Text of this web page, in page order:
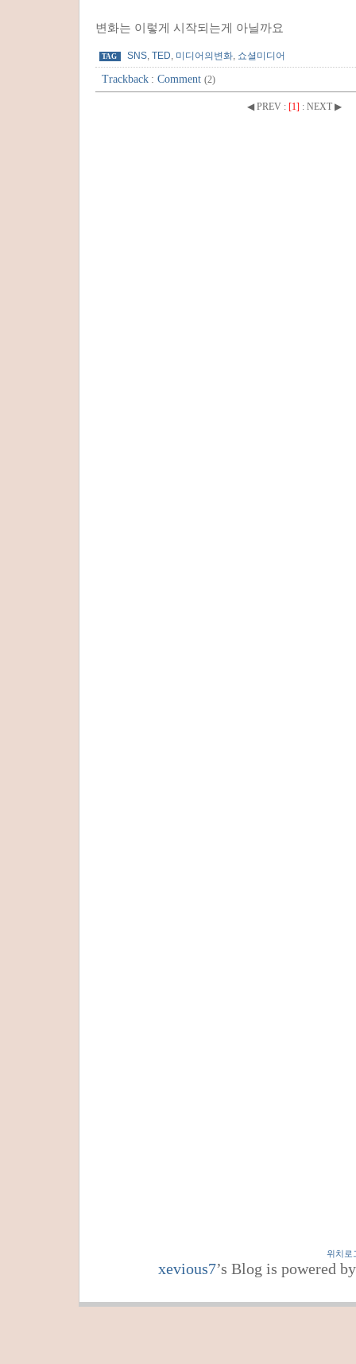
변화는 이렇게 시작되는게 아닐까요
TAG SNS, TED, 미디어의변화, 쇼셜미디어
Trackback : Comment (2)
◀ PREV : [1] : NEXT ▶
위치로
xevious7’s Blog is powered